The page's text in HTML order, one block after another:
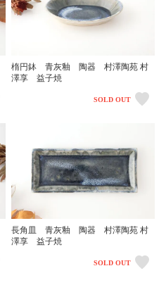
楕円鉢 青灰釉 陶器 村澤陶苑 村
澤享 益子焼
SOLD OUT
長角皿 青灰釉 陶器 村澤陶苑 村
澤享 益子焼
SOLD OUT